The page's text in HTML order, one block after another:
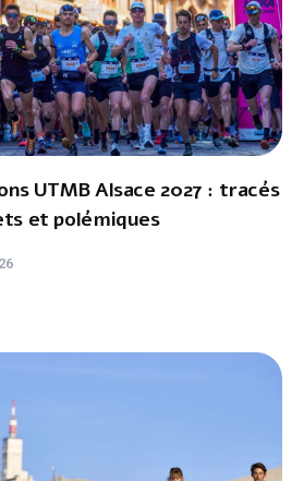
UTMB Alsace 2027 : tracés
et polémiques